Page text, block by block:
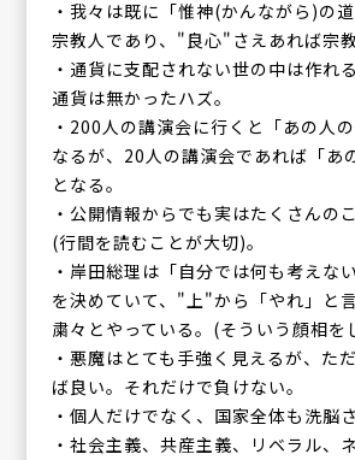
・我々は既に「惟神(かんながら)の
宗教人であり、"良心"さえあれば宗教
・通貨に支配されない世の中は作れ
通貨は無かったハズ。
・200人の講演会に行くと「あの人
なるが、20人の講演会であれば「あ
となる。
・公開情報からでも実はたくさんの
(行間を読むことが大切)。
・岸田総理は「自分では何も考えな
を決めていて、"上"から「やれ」と
粛々とやっている。(そういう顔相を
・悪魔はとても手強く見えるが、た
ば良い。それだけで負けない。
・個人だけでなく、国家全体も洗脳
・社会主義、共産主義、リベラル、